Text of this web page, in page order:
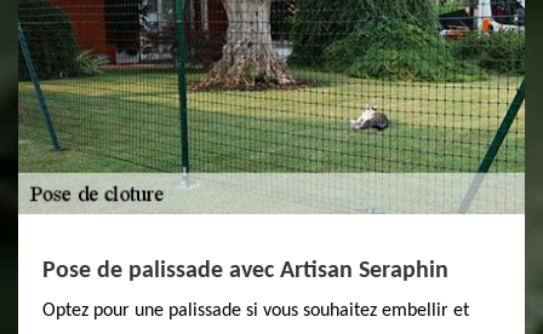
Pose de palissade avec Artisan Seraphin
Optez pour une palissade si vous souhaitez embellir et